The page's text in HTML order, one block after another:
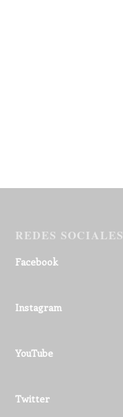
REDES SOCIALES
Facebook
Instagram
YouTube
Twitter